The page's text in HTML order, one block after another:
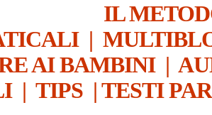
IL
|
AI BAMBINI|
| TIPS | TESTI